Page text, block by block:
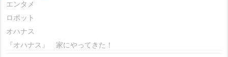
エンタメ
ロボット
オハナス
『オハナス』 家にやってきた！